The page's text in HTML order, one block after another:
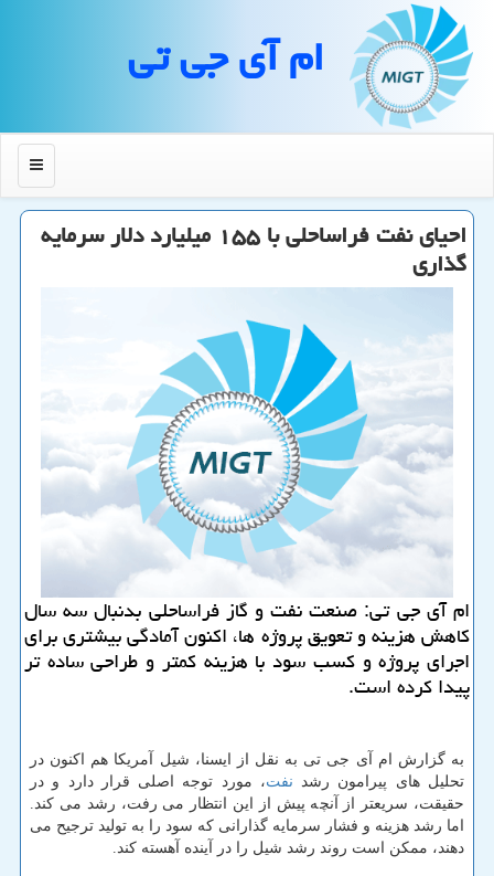
ام آی جی تی
منو
احیای نفت فراساحلی با ۱۵۵ میلیارد دلار سرمایه
گذاری
ام آی جی تی: صنعت نفت و گاز فراساحلی بدنبال سه سال
كاهش هزینه و تعویق پروژه ها، اكنون آمادگی بیشتری برای
اجرای پروژه و كسب سود با هزینه كمتر و طراحی ساده تر
پیدا كرده است.
به گزارش ام آی جی تی به نقل از ایسنا، شیل آمریكا هم اكنون در
تحلیل های پیرامون رشد نفت، مورد توجه اصلی قرار دارد و در
حقیقت، سریعتر از آنچه پیش از این انتظار می رفت، رشد می كند.
اما رشد هزینه و فشار سرمایه گذارانی كه سود را به تولید ترجیح می
دهند، ممكن است روند رشد شیل را در آینده آهسته كند.